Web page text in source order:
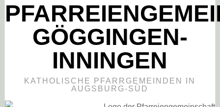
GÖGGINGEN-
INNINGEN
KATHOLISCHE PFARRGEMEINDEN IN
AUGSBURG-SÜD